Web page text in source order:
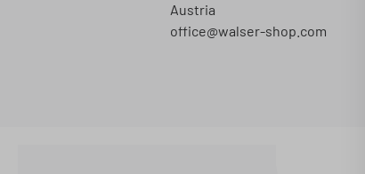
Austria
office@walser-shop.com